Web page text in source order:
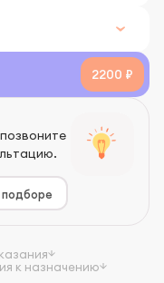
2200 ₽
к назначению